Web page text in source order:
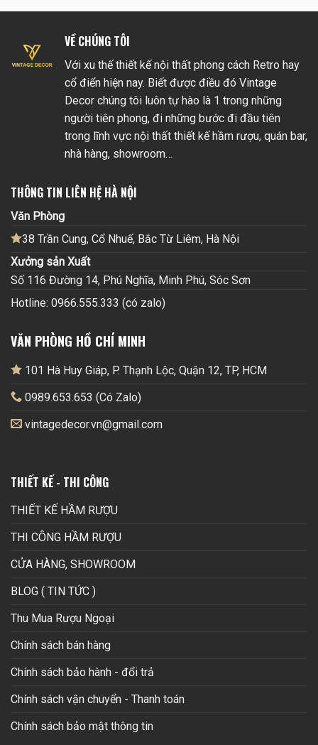
VỀ CHÚNG TÔI
Với xu thế thiết kế nội thất phong cách Retro hay
cổ điển hiện nay. Biết được điều đó Vintage
Decor chúng tôi luôn tự hào là 1 trong những
người tiên phong, đi những bước đi đầu tiên
trong lĩnh vực nội thất thiết kế hầm rượu, quán bar,
nhà hàng, showroom…
THÔNG TIN LIÊN HỆ HÀ NỘI
Văn Phòng
38 Trần Cung, Cổ Nhuế, Bắc Từ Liêm, Hà Nội
Xưởng sản Xuất
Số 116 Đường 14, Phú Nghĩa, Minh Phú, Sóc Sơn
Hotline: 0966.555.333 (có zalo)
VĂN PHÒNG HỒ CHÍ MINH
101 Hà Huy Giáp, P. Thạnh Lộc, Quận 12, TP, HCM
0989.653.653 (Có Zalo)
vintagedecor.vn@gmail.com
THIẾT KẾ - THI CÔNG
THIẾT KẾ HẦM RƯỢU
THI CÔNG HẦM RƯỢU
CỬA HÀNG, SHOWROOM
BLOG ( TIN TỨC )
Thu Mua Rượu Ngoại
Chính sách bán hàng
Chính sách bảo hành - đổi trả
Chính sách vận chuyển - Thanh toán
Chính sách bảo mật thông tin